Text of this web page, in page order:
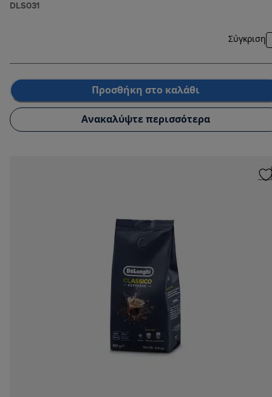
DLS031
Σύγκριση
Προσθήκη στο καλάθι
Ανακαλύψτε περισσότερα